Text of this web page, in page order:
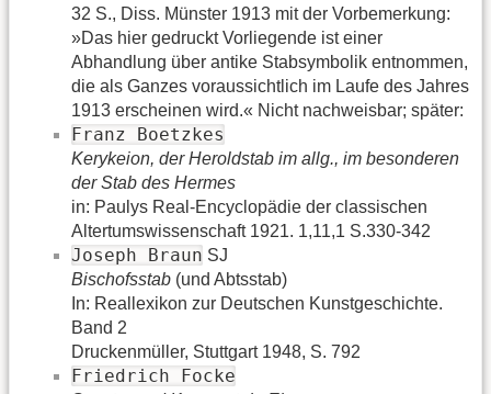
32 S., Diss. Münster 1913 mit der Vorbemerkung:
»Das hier gedruckt Vorliegende ist einer
Abhandlung über antike Stabsymbolik entnommen,
die als Ganzes voraussichtlich im Laufe des Jahres
1913 erscheinen wird.« Nicht nachweisbar; später:
Franz Boetzkes
Kerykeion, der Heroldstab im allg., im besonderen
der Stab des Hermes
in: Paulys Real-Encyclopädie der classischen
Altertumswissenschaft 1921. 1,11,1 S.330-342
Joseph Braun SJ
Bischofsstab (und Abtsstab)
In: Reallexikon zur Deutschen Kunstgeschichte.
Band 2
Druckenmüller, Stuttgart 1948, S. 792
Friedrich Focke